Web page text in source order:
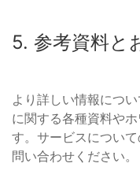
5. 参考資料と
より詳しい情報につ
に関する各種資料や
す。サービスについ
問い合わせください。